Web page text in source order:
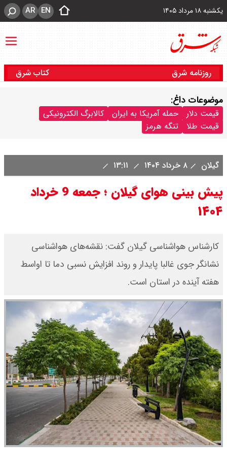
یکشنبه ۱۸ مرداد ۱۴۰۵ EN
AR
روزنامه شرق کتاب شرق
موضوعات داغ:
قیمت دلار حمله آمریکا به ایران
کالابرگ الکترونیکی
قیمت طلا
تنگه هرمز
گیلان ۸ خرداد ۱۴۰۴
پیش بینی هوای گیلان ؛ جمعه 9 خرداد
۱۴۰۴
کارشناس هواشناسی گیلان گفت: نقشه‌های هواشناسی
نشانگر جوی غالبا پایدار و روند افزایش نسبی دما تا اواسط
هفته آینده در استان است.